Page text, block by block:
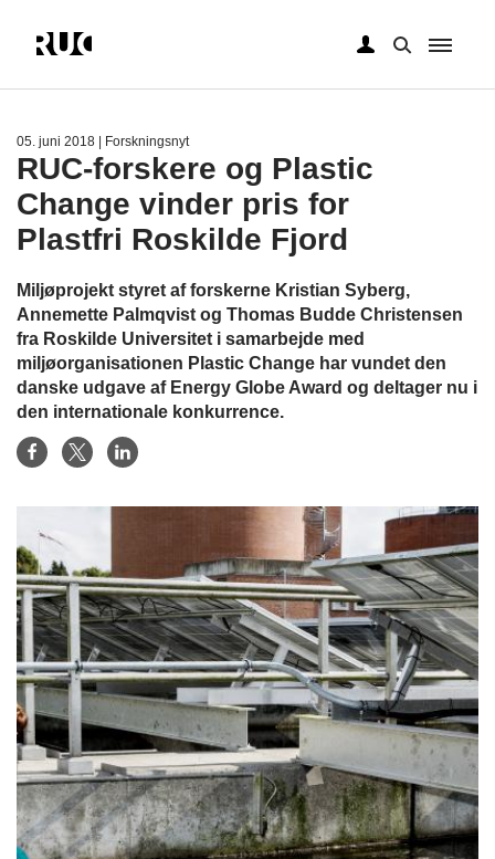
05. juni 2018 | Forskningsnyt
RUC-forskere og Plastic
Change vinder pris for
Plastfri Roskilde Fjord
Miljøprojekt styret af forskerne Kristian Syberg,
Annemette Palmqvist og Thomas Budde Christensen
fra Roskilde Universitet i samarbejde med
miljøorganisationen Plastic Change har vundet den
danske udgave af Energy Globe Award og deltager nu i
den internationale konkurrence.